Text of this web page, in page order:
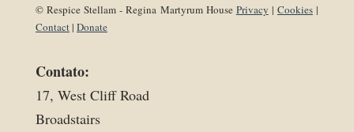
© Respice Stellam - Regina Martyrum House Privacy | Cookies|
Contact| Donate
Contato:
17, West Cliff Road
Broadstairs